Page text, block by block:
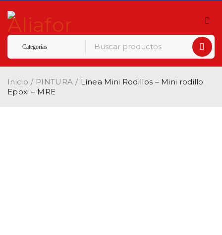
Inicio / PINTURA / Línea Mini Rodillos – Mini rodillo
Epoxi – MRE